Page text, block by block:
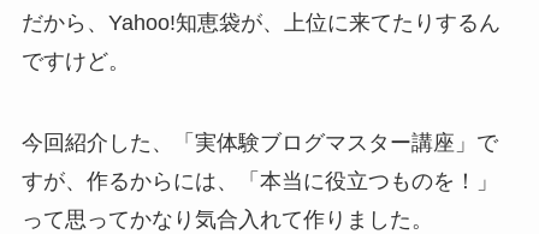
だから、Yahoo!知恵袋が、上位に来てたりするん
ですけど。
今回紹介した、「実体験ブログマスター講座」で
すが、作るからには、「本当に役立つものを！」
って思ってかなり気合入れて作りました。